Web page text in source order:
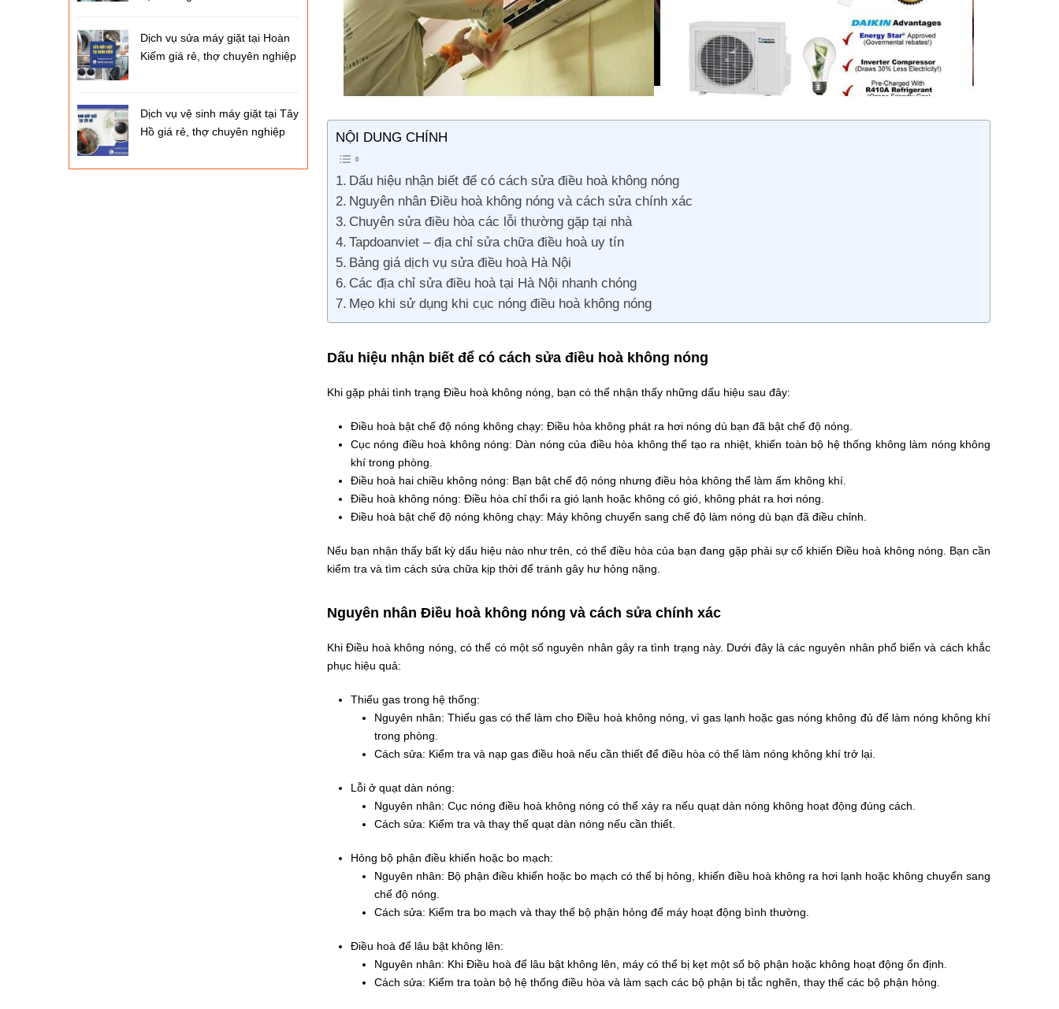
NỘI DUNG CHÍNH
Dấu hiệu nhận biết để có cách sửa điều hoà không nóng
Nguyên nhân Điều hoà không nóng và cách sửa chính xác
Chuyên sửa điều hòa các lỗi thường gặp tại nhà
Tapdoanviet – địa chỉ sửa chữa điều hoà uy tín
Bảng giá dịch vụ sửa điều hoà Hà Nội
Các địa chỉ sửa điều hoà tại Hà Nội nhanh chóng
Mẹo khi sử dụng khi cục nóng điều hoà không nóng
Dấu hiệu nhận biết để có cách sửa điều hoà không nóng
Khi gặp phải tình trạng Điều hoà không nóng, bạn có thể nhận thấy những dấu hiệu sau đây:
Điều hoà bật chế độ nóng không chạy: Điều hòa không phát ra hơi nóng dù bạn đã bật chế độ nóng.
Cục nóng điều hoà không nóng: Dàn nóng của điều hòa không thể tạo ra nhiệt, khiến toàn bộ hệ thống không làm nóng không
khí trong phòng.
Điều hoà hai chiều không nóng: Bạn bật chế độ nóng nhưng điều hòa không thể làm ấm không khí.
Điều hoà không nóng: Điều hòa chỉ thổi ra gió lạnh hoặc không có gió, không phát ra hơi nóng.
Điều hoà bật chế độ nóng không chạy: Máy không chuyển sang chế độ làm nóng dù bạn đã điều chỉnh.
Nếu bạn nhận thấy bất kỳ dấu hiệu nào như trên, có thể điều hòa của bạn đang gặp phải sự cố khiến Điều hoà không nóng. Bạn cần
kiểm tra và tìm cách sửa chữa kịp thời để tránh gây hư hỏng nặng.
Nguyên nhân Điều hoà không nóng và cách sửa chính xác
Khi Điều hoà không nóng, có thể có một số nguyên nhân gây ra tình trạng này. Dưới đây là các nguyên nhân phổ biến và cách khắc
phục hiệu quả:
Thiếu gas trong hệ thống:
Nguyên nhân: Thiếu gas có thể làm cho Điều hoà không nóng, vì gas lạnh hoặc gas nóng không đủ để làm nóng không khí
trong phòng.
Cách sửa: Kiểm tra và nạp gas điều hoà nếu cần thiết để điều hòa có thể làm nóng không khí trở lại.
Lỗi ở quạt dàn nóng:
Nguyên nhân: Cục nóng điều hoà không nóng có thể xảy ra nếu quạt dàn nóng không hoạt động đúng cách.
Cách sửa: Kiểm tra và thay thế quạt dàn nóng nếu cần thiết.
Hỏng bộ phận điều khiển hoặc bo mạch:
Nguyên nhân: Bộ phận điều khiển hoặc bo mạch có thể bị hỏng, khiến điều hoà không ra hơi lạnh hoặc không chuyển sang
chế độ nóng.
Cách sửa: Kiểm tra bo mạch và thay thế bộ phận hỏng để máy hoạt động bình thường.
Điều hoà để lâu bật không lên:
Nguyên nhân: Khi Điều hoà để lâu bật không lên, máy có thể bị kẹt một số bộ phận hoặc không hoạt động ổn định.
Cách sửa: Kiểm tra toàn bộ hệ thống điều hòa và làm sạch các bộ phận bị tắc nghẽn, thay thế các bộ phận hỏng.
Dịch vụ sửa máy giặt tại Hoàn
Kiếm giá rẻ, thợ chuyên nghiệp
Dịch vụ vệ sinh máy giặt tại Tây
Hồ giá rẻ, thợ chuyên nghiệp